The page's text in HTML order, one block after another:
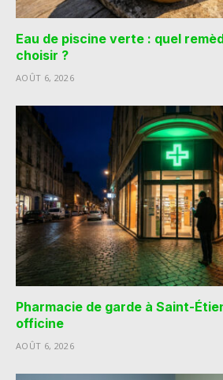
Eau de piscine verte : quel
choisir ?
AOÛT 6, 2026
Pharmacie de garde à Saint-
officine
AOÛT 6, 2026